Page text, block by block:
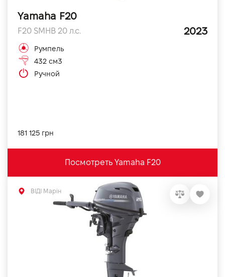
Yamaha F20
F20 SMHB 20 л.с. 2023
Румпель
432 см3
Ручной
181 125 грн
Посмотреть Yamaha F20
ВІДІ Марін